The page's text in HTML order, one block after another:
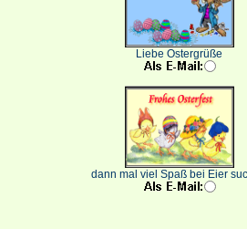
Liebe Ostergrüße
dann mal viel Spaß bei Eier